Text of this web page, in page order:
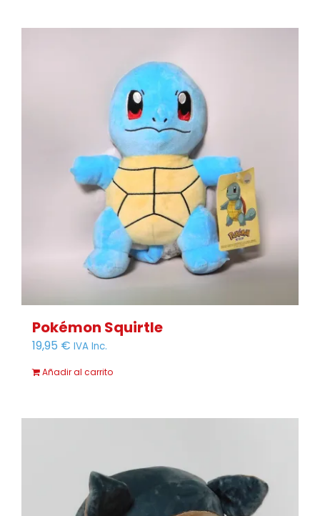
Pokémon Squirtle
19,95 € IVA Inc.
Añadir al carrito